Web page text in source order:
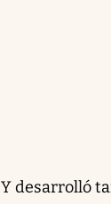
Y desarrolló